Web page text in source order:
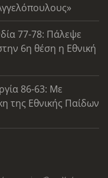
77-78: Πάλεψε
6η θέση η Εθνική
86-63: Με
της Εθνικής Παίδων